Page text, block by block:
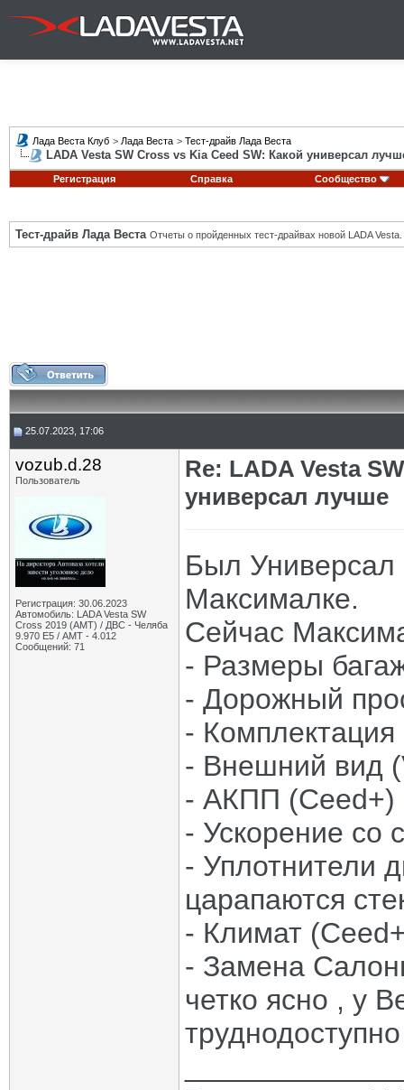
Лада Веста Клуб > Лада Веста > Тест-драйв Лада Веста
LADA Vesta SW Cross vs Kia Ceed SW: Какой универсал
Регистрация Справка Сообщество
Тест-драйв Лада Веста Отчеты о пройденных тест-драйвах новой LADA Vesta.
25.07.2023, 17:06
vozub.d.28
Пользователь
Регистрация: 30.06.2023
Автомобиль: LADA Vesta SW
Cross 2019 (AMT) / ДВС - Челяба
9.970 Е5 / АМТ - 4.012
Сообщений: 71
Re: LADA Vesta
универсал лучше
Был Универсал
Максималке.
Сейчас
- Размеры
- Дорожный
-
- Внешний вид
- АКПП (Ceed+)
- Ускорение со
- Уплотнители
царапаются
- Климат
- Замена
четко ясно , у